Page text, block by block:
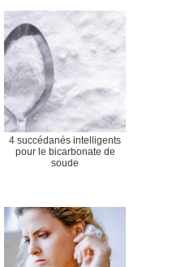
4 succédanés intelligents
pour le bicarbonate de
soude